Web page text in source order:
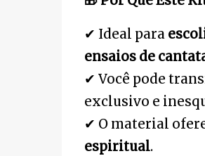
✔ Ideal para
ensaios de
✔ Você pode
exclusivo e
✔ O material
espiritual.